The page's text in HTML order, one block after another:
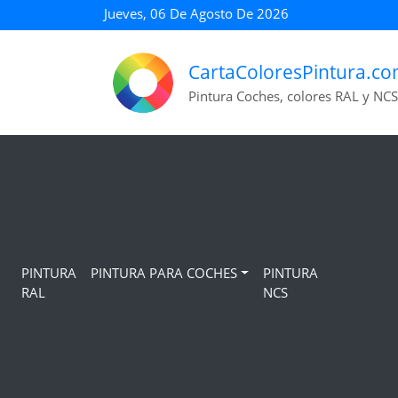
Jueves, 06 De Agosto De 2026
Pintura Coches, colores RAL y NCS
PINTURA
RAL
PINTURA PARA COCHES
PINTURA
NCS